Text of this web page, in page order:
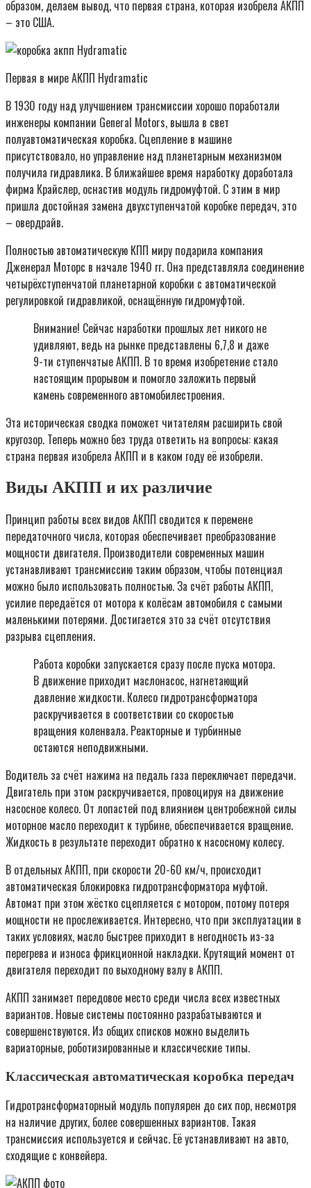
образом, делаем вывод, что первая страна, которая изобрела АКПП
– это США.
Первая в мире АКПП Hydramatic
В 1930 году над улучшением трансмиссии хорошо поработали
инженеры компании General Motors, вышла в свет
полуавтоматическая коробка. Сцепление в машине
присутствовало, но управление над планетарным механизмом
получила гидравлика. В ближайшее время наработку доработала
фирма Крайслер, оснастив модуль гидромуфтой. С этим в мир
пришла достойная замена двухступенчатой коробке передач, это
– овердрайв.
Полностью автоматическую КПП миру подарила компания
Дженерал Моторс в начале 1940 гг. Она представляла соединение
четырёхступенчатой планетарной коробки с автоматической
регулировкой гидравликой, оснащённую гидромуфтой.
Внимание! Сейчас наработки прошлых лет никого не
удивляют, ведь на рынке представлены 6,7,8 и даже
9-ти ступенчатые АКПП. В то время изобретение стало
настоящим прорывом и помогло заложить первый
камень современного автомобилестроения.
Эта историческая сводка поможет читателям расширить свой
кругозор. Теперь можно без труда ответить на вопросы: какая
страна первая изобрела АКПП и в каком году её изобрели.
Виды АКПП и их различие
Принцип работы всех видов АКПП сводится к перемене
передаточного числа, которая обеспечивает преобразование
мощности двигателя. Производители современных машин
устанавливают трансмиссию таким образом, чтобы потенциал
можно было использовать полностью. За счёт работы АКПП,
усилие передаётся от мотора к колёсам автомобиля с самыми
маленькими потерями. Достигается это за счёт отсутствия
разрыва сцепления.
Работа коробки запускается сразу после пуска мотора.
В движение приходит маслонасос, нагнетающий
давление жидкости. Колесо гидротрансформатора
раскручивается в соответствии со скоростью
вращения коленвала. Реакторные и турбинные
остаются неподвижными.
Водитель за счёт нажима на педаль газа переключает передачи.
Двигатель при этом раскручивается, провоцируя на движение
насосное колесо. От лопастей под влиянием центробежной силы
моторное масло переходит к турбине, обеспечивается вращение.
Жидкость в результате переходит обратно к насосному колесу.
В отдельных АКПП, при скорости 20-60 км/ч, происходит
автоматическая блокировка гидротрансформатора муфтой.
Автомат при этом жёстко сцепляется с мотором, потому потеря
мощности не прослеживается. Интересно, что при эксплуатации в
таких условиях, масло быстрее приходит в негодность из-за
перегрева и износа фрикционной накладки. Крутящий момент от
двигателя переходит по выходному валу в АКПП.
АКПП занимает передовое место среди числа всех известных
вариантов. Новые системы постоянно разрабатываются и
совершенствуются. Из общих списков можно выделить
вариаторные, роботизированные и классические типы.
Классическая автоматическая коробка передач
Гидротрансформаторный модуль популярен до сих пор, несмотря
на наличие других, более совершенных вариантов. Такая
трансмиссия используется и сейчас. Её устанавливают на авто,
сходящие с конвейера.